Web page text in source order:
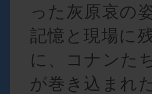
った灰原哀の
記憶と現場に
に、コナンた
が巻き込まれ